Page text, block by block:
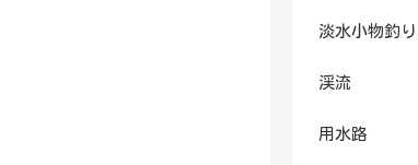
淡水小物釣り
渓流
用水路